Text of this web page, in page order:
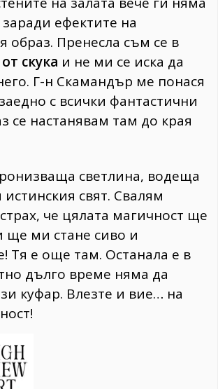
ефектите на
образ. Пренесла съм се в
скука и не ми се иска да
Г-н Скамандър ме понася
с всички фантастични
се настанявам там до края
светлина, водеща
свят. Свалям
че цялата магичност ще
ще ми стане сиво и
Тя е още там. Останала е в
дълго време няма да
куфар. Влезте и вие… на